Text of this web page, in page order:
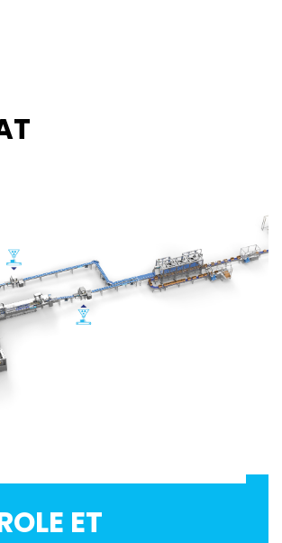
ET